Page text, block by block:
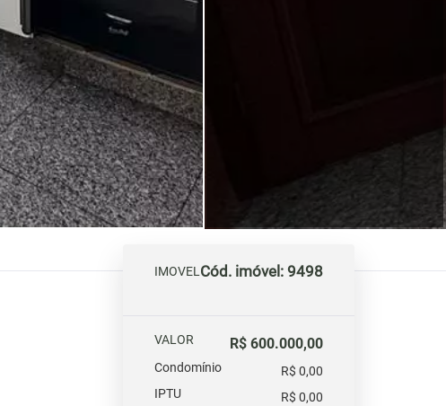
IMOVELCód. imóvel: 9498
VALOR R$ 600.000,00
Condomínio
R$ 0,00
IPTU
R$ 0,00